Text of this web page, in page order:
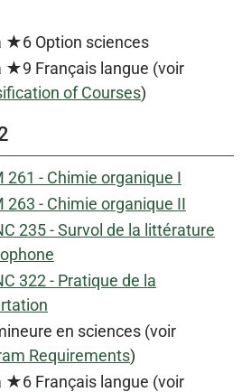
Option sciences
Français langue (voir
of Courses)
261 - Chimie organique I
263 - Chimie organique II
235 - Survol de la littérature
322 - Pratique de la
en sciences (voir
Requirements)
Français langue (voir